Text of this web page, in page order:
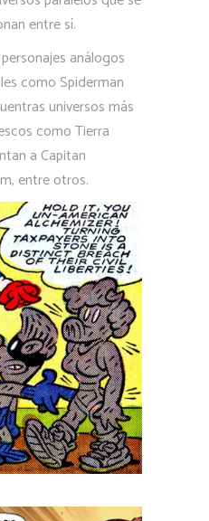
entre sí.
análogos
como Spiderman
universos más
como Tierra
a Capitan
entre otros.